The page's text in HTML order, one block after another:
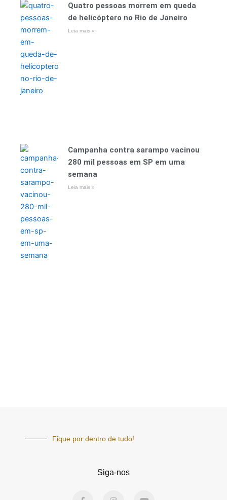
Quatro pessoas morrem em queda
de helicóptero no Rio de Janeiro
Leia mais »
Campanha contra sarampo vacinou
280 mil pessoas em SP em uma
semana
Leia mais »
Fique por dentro de tudo!
Siga-nos